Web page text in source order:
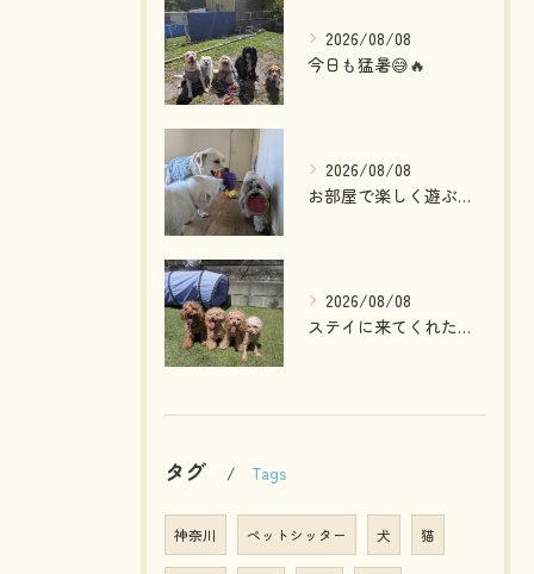
2026/08/08
今日も猛暑😅🔥
2026/08/08
お部屋で楽しく遊ぶわんこさん💓
2026/08/08
ステイに来てくれたプードルファミリー💓
タグ Tags
神奈川 ペットシッター 犬 猫